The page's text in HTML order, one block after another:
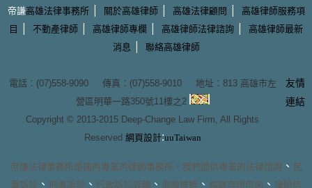
帝謙高雄法律事務所| 關於高雄律師| 高雄法律顧問 |
高雄律師服務項
目
| 不動產律師 | 高雄律師專欄 | 高雄律師法律諮詢 |
高雄律師最新
消息 | 聯絡高雄律師
電話：(07)558-9090 傳真：(07)558-9010 地址： 813 高雄市左
營區明華一路350號11樓之2
Copyright © 2013-2015 Deep-Change Law Firm, All Rights
Reserved 網頁設計:uuTaiwan
友情
連結
帝謙法律事務所是國內專業的律師事務所 ，我們提供專業的法律諮詢 、 民
事訴訟 、 刑事訴訟 、 行政訴訟訴願 、 保險理賠 、 撰寫存證信函 、 律師信